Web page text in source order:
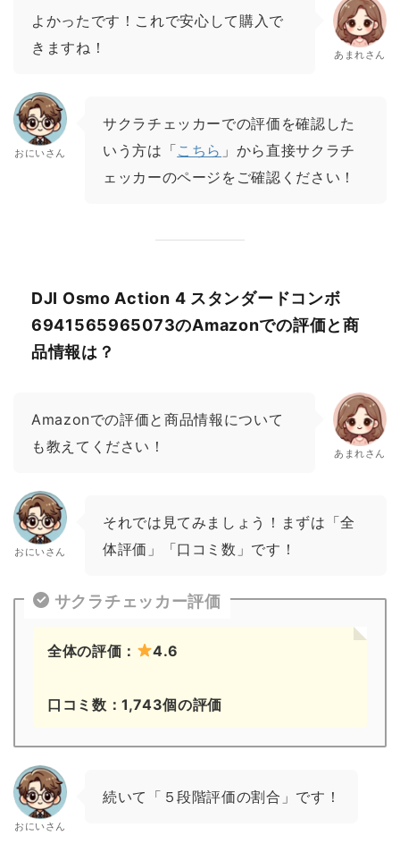
よかったです！これで安心して購入で
きますね！
あまれさん
おにいさん
サクラチェッカーでの評価を確認した
いう方は「こちら 」から直接サクラチ
ェッカーのページをご確認ください！
DJI Osmo Action 4 スタンダードコンボ
6941565965073のAmazonでの評価と商
品情報は？
Amazonでの評価と商品情報について
も教えてください！
あまれさん
おにいさん
それでは見てみましょう！まずは「全
体評価」「口コミ数」です！
サクラチェッカー評価
全体の評価： 4.6
口コミ数：1,743個の評価
おにいさん
続いて「５段階評価の割合」です！